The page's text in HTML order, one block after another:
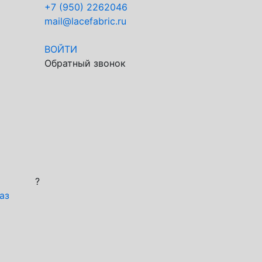
+7 (950) 2262046
mail@lacefabric.ru
ВОЙТИ
Обратный звонок
?